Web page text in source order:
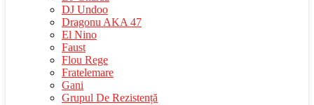
DJ Undoo
Dragonu AKA 47
El Nino
Faust
Flou Rege
Fratelemare
Gani
Grupul De Rezistență